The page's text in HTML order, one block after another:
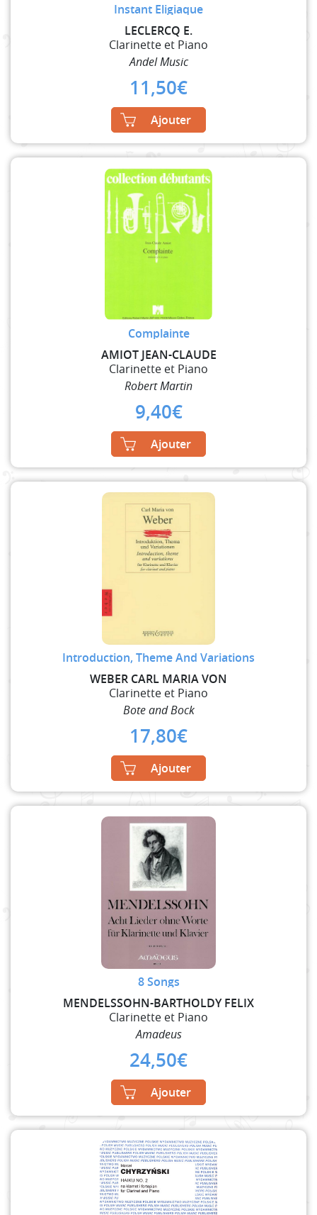
Instant Eligiaque
LECLERCQ E.
Clarinette et Piano
Andel Music
11,50€
Ajouter
Complainte
AMIOT JEAN-CLAUDE
Clarinette et Piano
Robert Martin
9,40€
Ajouter
Introduction, Theme And Variations
WEBER CARL MARIA VON
Clarinette et Piano
Bote and Bock
17,80€
Ajouter
8 Songs
MENDELSSOHN-BARTHOLDY FELIX
Clarinette et Piano
Amadeus
24,50€
Ajouter